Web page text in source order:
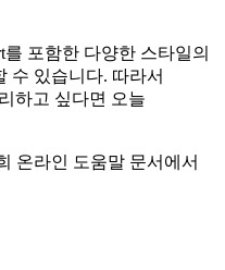
를 포함한 다양한 스타일의
수 있습니다. 따라서
하고 싶다면 오늘
온라인 도움말 문서에서